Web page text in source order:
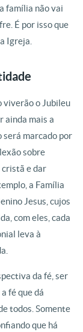
família não vai
É por isso que
Igreja.
viverão o Jubileu
ainda mais a
será marcado por
sobre
e dar
a Família
Jesus, cujos
com eles, cada
leva à
da fé, ser
fé que dá
todos. Somente
que há